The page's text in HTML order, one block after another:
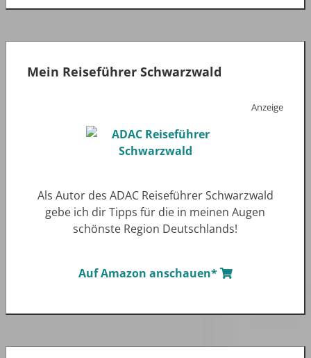
Mein Reiseführer Schwarzwald
Anzeige
Als Autor des ADAC Reiseführer Schwarzwald
gebe ich dir Tipps für die in meinen Augen
schönste Region Deutschlands!
Auf Amazon anschauen*